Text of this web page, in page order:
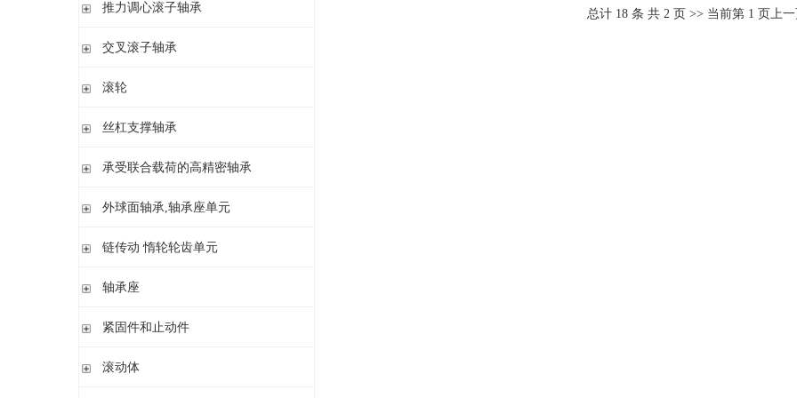
内圈 无润滑孔
与向心滚针轴承 组合使用
推力调心滚子轴承
推力调心滚子轴承
交叉滚子轴承
交叉滚子轴承
滚轮
支承型滚轮
球轴承滚轮
丝杠支撑轴承
推力角接触球轴承
密封组件 精密锁紧螺母
承受联合载荷的高精密轴承
推力/向心轴承
外球面轴承,轴承座单元
外球面轴承
链传动 惰轮轮齿单元
链传动 惰轮轮齿单元
轴承座
立式轴承座SNV,剖分用于带紧定套的圆锥孔轴承
立式轴承座S30,剖分适用于带紧定套的圆锥孔调心滚子轴承
紧固件和止动件
紧定套
滚动体
总计 18 条 共 2 页 >> 当前第 1 页上一